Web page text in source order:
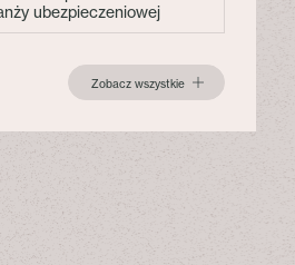
ubezpieczeniowej
Zobacz wszystkie